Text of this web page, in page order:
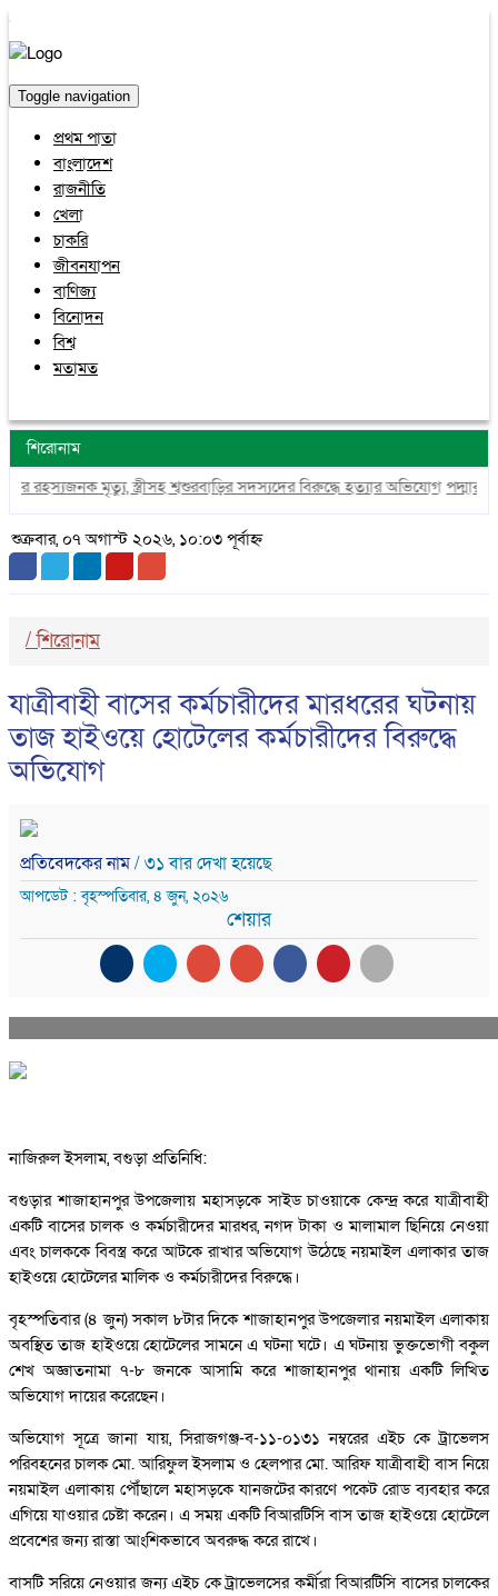
Toggle navigation
প্রথম পাতা
বাংলাদেশ
রাজনীতি
খেলা
চাকরি
জীবনযাপন
বাণিজ্য
বিনোদন
বিশ্ব
মতামত
শিরোনাম
মৃত্যু, স্ত্রীসহ শ্বশুরবাড়ির সদস্যদের বিরুদ্ধে হত্যার অভিযোগ পদ্মার
শুক্রবার, ০৭ অগাস্ট ২০২৬, ১০:০৩ পূর্বাহ্ন
/শিরোনাম
যাত্রীবাহী বাসের কর্মচারীদের মারধরের ঘটনায়
তাজ হাইওয়ে হোটেলের কর্মচারীদের বিরুদ্ধে
অভিযোগ
প্রতিবেদকের নাম/ ৩১ বার দেখা হয়েছে
আপডেট : বৃহস্পতিবার, ৪ জুন, ২০২৬
শেয়ার
নাজিরুল ইসলাম, বগুড়া প্রতিনিধি:
বগুড়ার শাজাহানপুর উপজেলায় মহাসড়কে সাইড চাওয়াকে কেন্দ্র করে যাত্রীবাহী
একটি বাসের চালক ও কর্মচারীদের মারধর, নগদ টাকা ও মালামাল ছিনিয়ে নেওয়া
এবং চালককে বিবস্ত্র করে আটকে রাখার অভিযোগ উঠেছে নয়মাইল এলাকার তাজ
হাইওয়ে হোটেলের মালিক ও কর্মচারীদের বিরুদ্ধে।
বৃহস্পতিবার (৪ জুন) সকাল ৮টার দিকে শাজাহানপুর উপজেলার নয়মাইল এলাকায়
অবস্থিত তাজ হাইওয়ে হোটেলের সামনে এ ঘটনা ঘটে। এ ঘটনায় ভুক্তভোগী বকুল
শেখ অজ্ঞাতনামা ৭-৮ জনকে আসামি করে শাজাহানপুর থানায় একটি লিখিত
অভিযোগ দায়ের করেছেন।
অভিযোগ সূত্রে জানা যায়, সিরাজগঞ্জ-ব-১১-০১৩১ নম্বরের এইচ কে ট্রাভেলস
পরিবহনের চালক মো. আরিফুল ইসলাম ও হেলপার মো. আরিফ যাত্রীবাহী বাস নিয়ে
নয়মাইল এলাকায় পৌঁছালে মহাসড়কে যানজটের কারণে পকেট রোড ব্যবহার করে
এগিয়ে যাওয়ার চেষ্টা করেন। এ সময় একটি বিআরটিসি বাস তাজ হাইওয়ে হোটেলে
প্রবেশের জন্য রাস্তা আংশিকভাবে অবরুদ্ধ করে রাখে।
বাসটি সরিয়ে নেওয়ার জন্য এইচ কে ট্রাভেলসের কর্মীরা বিআরটিসি বাসের চালকের